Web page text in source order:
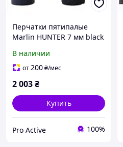
Перчатки пятипалые
Marlin HUNTER 7 мм black
В наличии
от200₴/мес
2 003₴
Купить
Pro Active 100%